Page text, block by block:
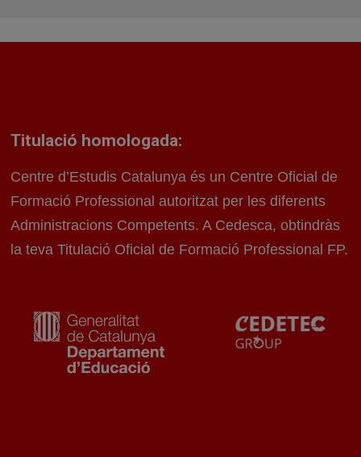
Titulació homologada:
Centre d’Estudis Catalunya és un Centre Oficial de
Formació Professional autoritzat per les diferents
Administracions Competents. A Cedesca, obtindràs
la teva Titulació Oficial de Formació Professional FP.